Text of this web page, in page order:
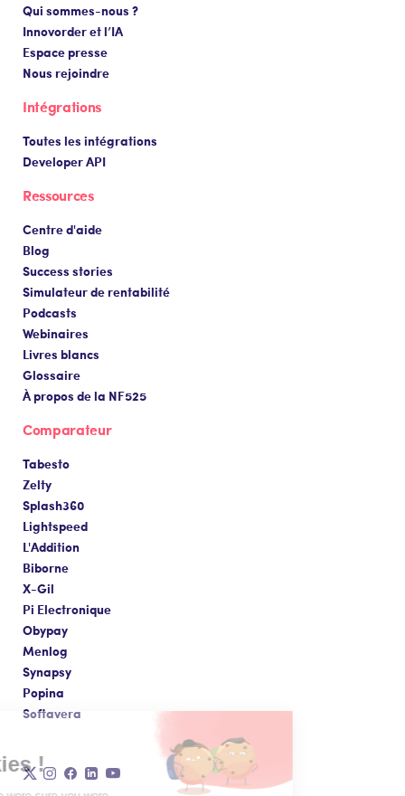
Qui sommes-nous ?
Innovorder et l’IA
Espace presse
Nous rejoindre
Intégrations
Toutes les intégrations
Developer API
Ressources
Centre d'aide
Blog
Success stories
Simulateur de rentabilité
Podcasts
Webinaires
Livres blancs
Glossaire
À propos de la NF525
Comparateur
Tabesto
Zelty
Splash360
Lightspeed
L'Addition
Biborne
X-Gil
Pi Electronique
Obypay
Menlog
Synapsy
Popina
Softavera
The cookies !